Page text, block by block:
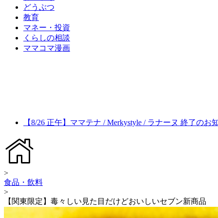
どうぶつ
教育
マネー・投資
くらしの相談
ママコマ漫画
【8/26 正午】ママテナ / Merkystyle / ラナーヌ 終了のお
>
食品・飲料
>
【関東限定】毒々しい見た目だけどおいしいセブン新商品